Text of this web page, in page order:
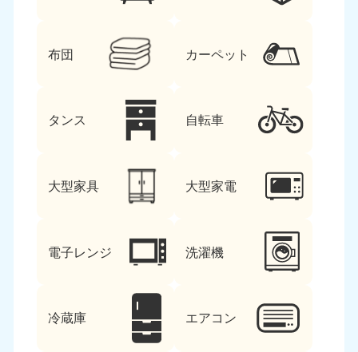
布団 カーペット
タンス 自転車
大型家具 大型家電
電子レンジ 洗濯機
冷蔵庫 エアコン